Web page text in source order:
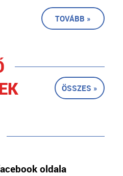
TOVÁBB »
ÖSSZES »
oldala